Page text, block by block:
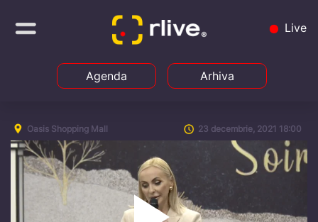
Live
Agenda Arhiva
Oasis Shopping Mall 23 decembrie, 2021 18:00